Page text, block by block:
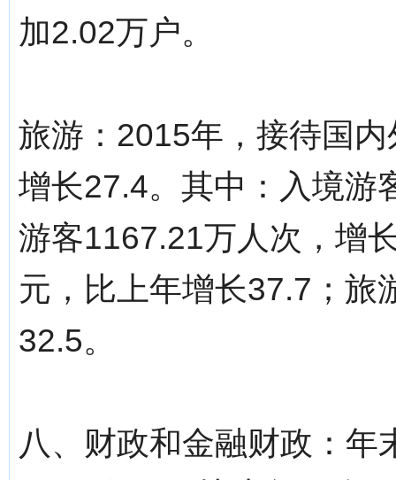
加2.02万户。
旅游：2015年，接待国
增长27.4。其中：入境游
游客1167.21万人次，增
元，比上年增长37.7；旅
32.5。
八、财政和金融财政：